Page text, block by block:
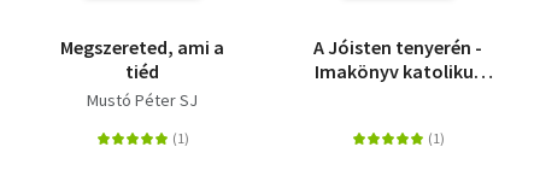
Megszereted, ami a
tiéd
Mustó Péter SJ
A Jóisten tenyerén -
Imakönyv katolikus